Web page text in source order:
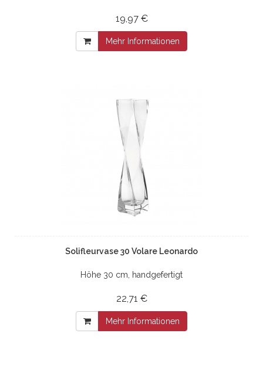
19,97 €
Mehr Informationen
Solifleurvase 30 Volare Leonardo
Höhe 30 cm, handgefertigt
22,71 €
Mehr Informationen